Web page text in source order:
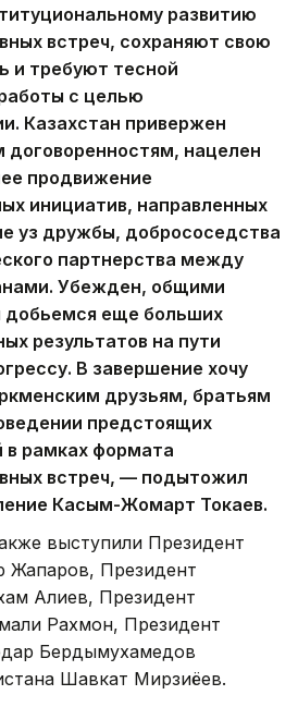
развитию
встреч, сохраняют свою
и требуют тесной
с целью
Казахстан привержен
договоренностям, нацелен
продвижение
инициатив, направленных
уз дружбы, добрососедства
партнерства между
Убежден, общими
добьемся еще больших
результатов на пути
В завершение хочу
друзьям, братьям
предстоящих
в рамках формата
встреч, — подытожил
Касым-Жомарт Токаев.
выступили Президент
Жапаров, Президент
Алиев, Президент
Рахмон, Президент
Бердымухамедов
Шавкат Мирзиёев.